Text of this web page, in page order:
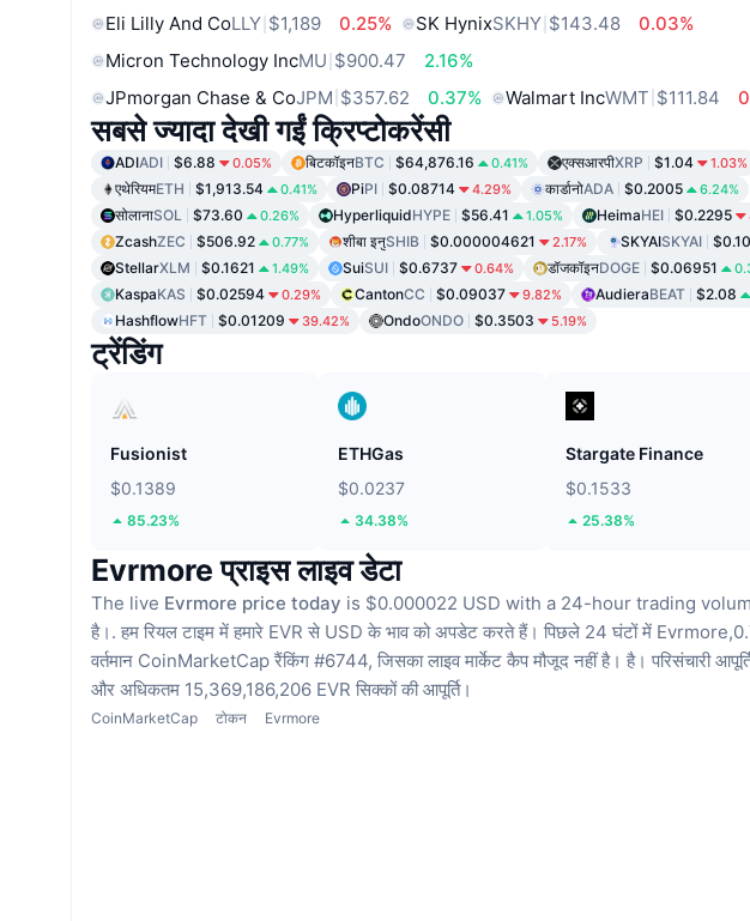
Eli Lilly And CoLLY $1,189 0.25% SK HynixSKHY $143.48
0.03%
Micron Technology IncMU $900.47
2.16%
JPmorgan Chase & CoJPM $357.62 0.37% Walmart IncWMT $111.84
सबसे ज्यादा देखी गईं क्रिप्टोकरेंसी
ADIADI $6.88 0.05% बिटकॉइनBTC $64,876.16 0.41% एक्सआरपीXRP $1.04 1.03%
एथेरियमETH $1,913.54 0.41% PiPI $0.08714 4.29% कार्डानोADA $0.2005 6.24%
सोलानाSOL $73.60 0.26% HyperliquidHYPE $56.41 1.05% HeimaHEI $0.2295
ZcashZEC $506.92 0.77% शीबा इनुSHIB $0.000004621 2.17% SKYAISKYAI
StellarXLM $0.1621 1.49% SuiSUI $0.6737 0.64% डॉजकॉइनDOGE $0.06951
KaspaKAS $0.02594 0.29% CantonCC $0.09037 9.82% AudieraBEAT $2.08
HashflowHFT $0.01209 39.42% OndoONDO $0.3503 5.19%
ट्रेंडिंग
Fusionist
$0.1389
85.23%
ETHGas
$0.0237
34.38%
Stargate Finance
$0.1533
25.38%
Evrmore प्राइस लाइव डेटा
The live Evrmore price today is $0.000022 USD with a 24-hour trading
है।. हम रियल टाइम में हमारे EVR से USD के भाव को अपडेट करते हैं। पिछले 24 घंटों में
वर्तमान CoinMarketCap रैंकिंग #6744, जिसका लाइव मार्केट कैप मौजूद नहीं है। है। परिसंचारी
और अधिकतम 15,369,186,206 EVR सिक्कों की आपूर्ति।
CoinMarketCap टोकन Evrmore